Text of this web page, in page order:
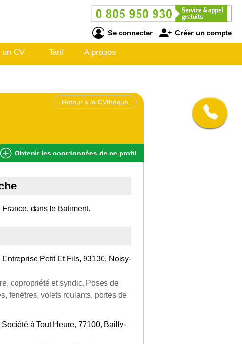
Se connecter Créer un compte
un CV Tarif A propos
Retour à la CVthèque
Obtenir les coordonnées de ce profil
dans le Batiment.
Petit Et Fils, 93130, Noisy-
copropriété et syndic. Poses de
fenêtres, volets roulants, portes de
à Tout Heure, 77100, Bailly-